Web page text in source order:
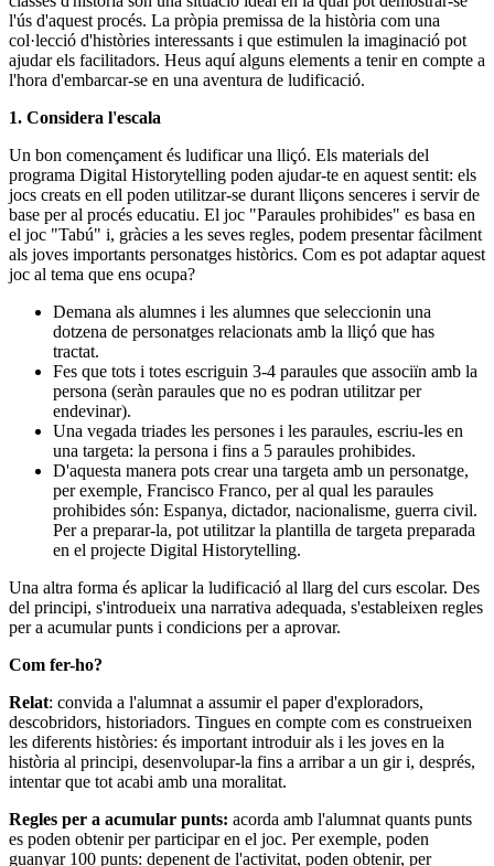
l'ús d'aquest procés. La pròpia premissa de la història com una
col·lecció d'històries interessants i que estimulen la imaginació pot
ajudar els facilitadors. Heus aquí alguns elements a tenir en compte a
l'hora d'embarcar-se en una aventura de ludificació.
1. Considera l'escala
Un bon començament és ludificar una lliçó. Els materials del
programa Digital Historytelling poden ajudar-te en aquest sentit: els
jocs creats en ell poden utilitzar-se durant lliçons senceres i servir de
base per al procés educatiu. El joc "Paraules prohibides" es basa en
el joc "Tabú" i, gràcies a les seves regles, podem presentar fàcilment
als joves importants personatges històrics. Com es pot adaptar aquest
joc al tema que ens ocupa?
Demana als alumnes i les alumnes que seleccionin una
dotzena de personatges relacionats amb la lliçó que has
tractat.
Fes que tots i totes escriguin 3-4 paraules que associïn amb la
persona (seràn paraules que no es podran utilitzar per
endevinar).
Una vegada triades les persones i les paraules, escriu-les en
una targeta: la persona i fins a 5 paraules prohibides.
D'aquesta manera pots crear una targeta amb un personatge,
per exemple, Francisco Franco, per al qual les paraules
prohibides són: Espanya, dictador, nacionalisme, guerra civil.
Per a preparar-la, pot utilitzar la plantilla de targeta preparada
en el projecte Digital Historytelling.
Una altra forma és aplicar la ludificació al llarg del curs escolar. Des
del principi, s'introdueix una narrativa adequada, s'estableixen regles
per a acumular punts i condicions per a aprovar.
Com fer-ho?
Relat: convida a l'alumnat a assumir el paper d'exploradors,
descobridors, historiadors. Tingues en compte com es construeixen
les diferents històries: és important introduir als i les joves en la
història al principi, desenvolupar-la fins a arribar a un gir i, després,
intentar que tot acabi amb una moralitat.
Regles per a acumular punts: acorda amb l'alumnat quants punts
es poden obtenir per participar en el joc. Per exemple, poden
guanyar 100 punts: depenent de l'activitat, poden obtenir, per